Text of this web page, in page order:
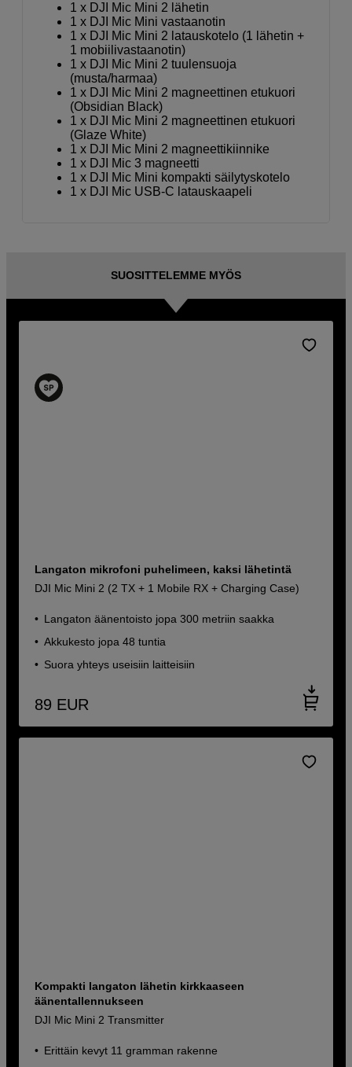
1 x DJI Mic Mini 2 lähetin
1 x DJI Mic Mini vastaanotin
1 x DJI Mic Mini 2 latauskotelo (1 lähetin +
1 mobiilivastaanotin)
1 x DJI Mic Mini 2 tuulensuoja
(musta/harmaa)
1 x DJI Mic Mini 2 magneettinen etukuori
(Obsidian Black)
1 x DJI Mic Mini 2 magneettinen etukuori
(Glaze White)
1 x DJI Mic Mini 2 magneettikiinnike
1 x DJI Mic 3 magneetti
1 x DJI Mic Mini kompakti säilytyskotelo
1 x DJI Mic USB-C latauskaapeli
SUOSITTELEMME MYÖS
Langaton mikrofoni puhelimeen, kaksi lähetintä
DJI Mic Mini 2 (2 TX + 1 Mobile RX + Charging Case)
Langaton äänentoisto jopa 300 metriin saakka
Akkukesto jopa 48 tuntia
Suora yhteys useisiin laitteisiin
89 EUR
Kompakti langaton lähetin kirkkaaseen
äänentallennukseen
DJI Mic Mini 2 Transmitter
Erittäin kevyt 11 gramman rakenne